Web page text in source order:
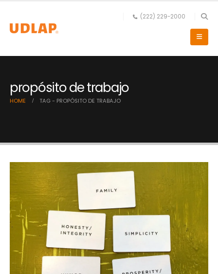
(222) 229-2000
propósito de trabajo
HOME TAG - PROPÓSITO DE TRABAJO